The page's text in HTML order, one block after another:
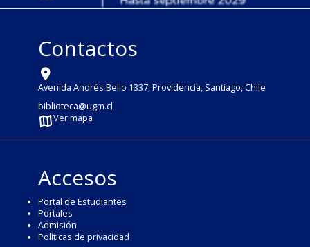
Contactos
Avenida Andrés Bello 1337, Providencia, Santiago, Chile
biblioteca@ugm.cl
Ver mapa
Accesos
Portal de Estudiantes
Portales
Admisión
Políticas de privacidad